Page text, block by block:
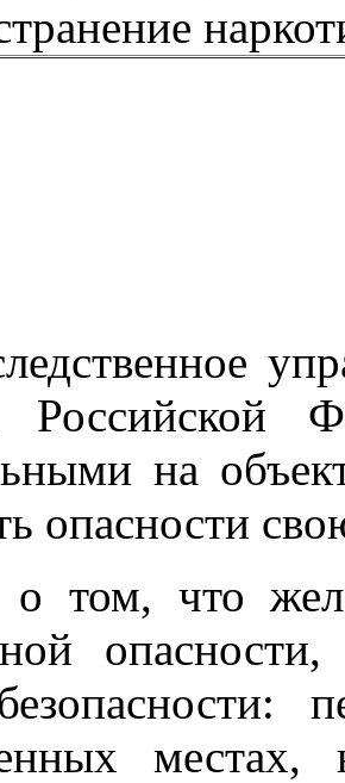
Российской
на
опасности
том, что